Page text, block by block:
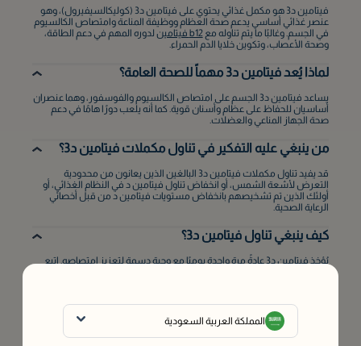
المملكة العربية السعودية
فيتامين د3 هو مكمل غذائي يحتوي على فيتامين د3 (كوليكالسيفيرول)، وهو
عنصر غذائي أساسي يدعم صحة العظام ووظيفة المناعة وامتصاص الكالسيوم
في الجسم. وغالبًا ما يتم تناوله معb12 فيتامين
لدوره المهم في دعم الطاقة،
وصحة الأعصاب، وتكوين خلايا الدم الحمراء.
لماذا يُعد فيتامين د3 مهماً للصحة العامة؟
يساعد فيتامين د3 الجسم على امتصاص الكالسيوم والفوسفور، وهما عنصران
أساسيان للحفاظ على عظام وأسنان قوية. كما أنه يلعب دورًا هامًا في دعم
صحة الجهاز المناعي والعضلات.
من ينبغي عليه التفكير في تناول مكملات فيتامين د3؟
قد يفيد تناول مكملات فيتامين د3 البالغين الذين يعانون من محدودية
التعرض لأشعة الشمس، أو انخفاض تناول فيتامين د في النظام الغذائي، أو
أولئك الذين تم تشخيصهم بانخفاض مستويات فيتامين د من قبل أخصائي
الرعاية الصحية.
كيف ينبغي تناول فيتامين د3؟
يُؤخذ فيتامين د3 عادةً مرة واحدة يوميًا مع وجبة دسمة لتعزيز امتصاصه. اتبع
هل يدعم فيتامين د3 صحة العظام؟
نعم، يساهم فيتامين د3 في الحفاظ على صحة العظام من خلال مساعدة